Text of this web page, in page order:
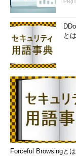
とは
Forceful Browsingとは